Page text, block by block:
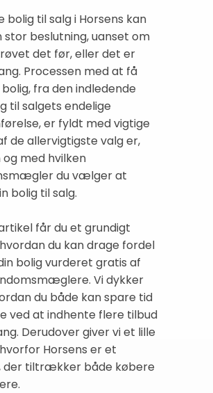
til salg i Horsens kan
beslutning, uanset om
det før, eller det er
Processen med at få
fra den indledende
til salgets endelige
er fyldt med vigtige
de allervigtigste valg er,
med hvilken
du vælger at
bolig til salg.
får du et grundigt
du kan drage fordel
bolig vurderet gratis af
Vi dykker
du både kan spare tid
ved at indhente flere tilbud
Derudover giver vi et lille
Horsens er et
der tiltrækker både købere